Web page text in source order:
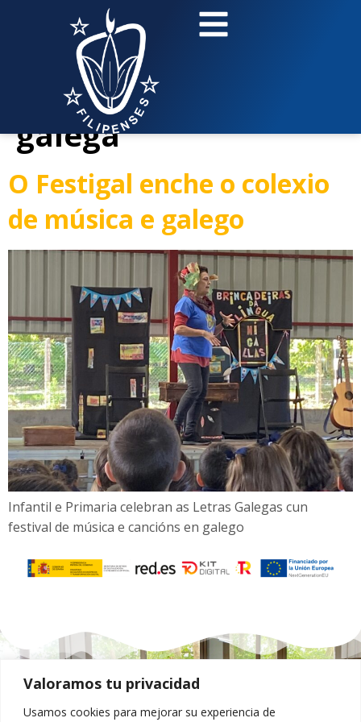
Valoramos tu privacidad
Usamos cookies para mejorar su experiencia de
Etiqueta:
galega
O Festigal enche o colexio
de música e galego
Infantil e Primaria celebran as Letras Galegas cun
festival de música e cancións en galego
Contacto